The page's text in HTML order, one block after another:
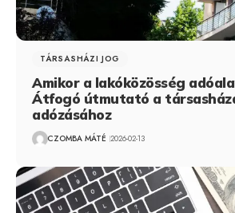
TÁRSASHÁZI JOG
Amikor a lakóközösség
Átfogó útmutató a
adózásához
CZOMBA MÁTÉ 2026-02-13